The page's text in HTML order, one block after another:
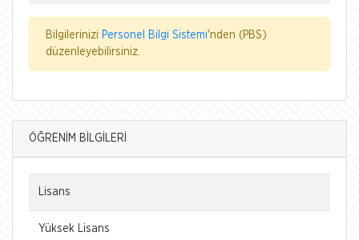
Bilgilerinizi Personel Bilgi Sistemi'nden (PBS)
düzenleyebilirsiniz.
ÖĞRENİM BİLGİLERİ
Lisans
Yüksek Lisans